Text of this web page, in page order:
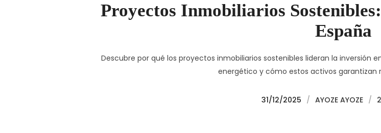
Proyectos Inmobiliarios
España
Descubre por qué los proyectos inmobiliarios sostenibles lideran la inversión
energético y cómo estos activos garantizan
31/12/2025 / AYOZE AYOZE /